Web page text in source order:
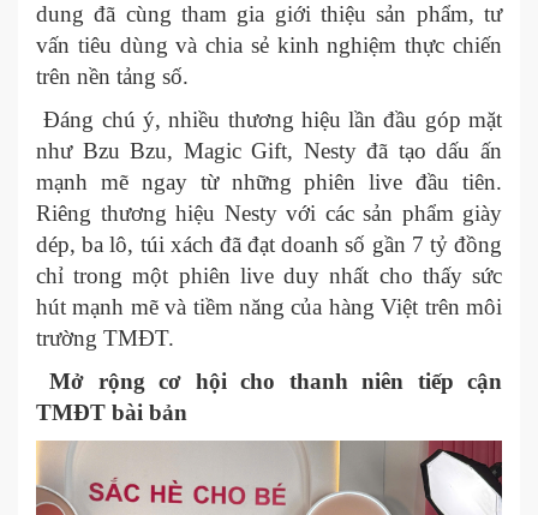
dung đã cùng tham gia giới thiệu sản phẩm, tư
vấn tiêu dùng và chia sẻ kinh nghiệm thực chiến
trên nền tảng số.
Đáng chú ý, nhiều thương hiệu lần đầu góp mặt
như Bzu Bzu, Magic Gift, Nesty đã tạo dấu ấn
mạnh mẽ ngay từ những phiên live đầu tiên.
Riêng thương hiệu Nesty với các sản phẩm giày
dép, ba lô, túi xách đã đạt doanh số gần 7 tỷ đồng
chỉ trong một phiên live duy nhất cho thấy sức
hút mạnh mẽ và tiềm năng của hàng Việt trên môi
trường TMĐT.
Mở rộng cơ hội cho thanh niên tiếp cận
TMĐT bài bản